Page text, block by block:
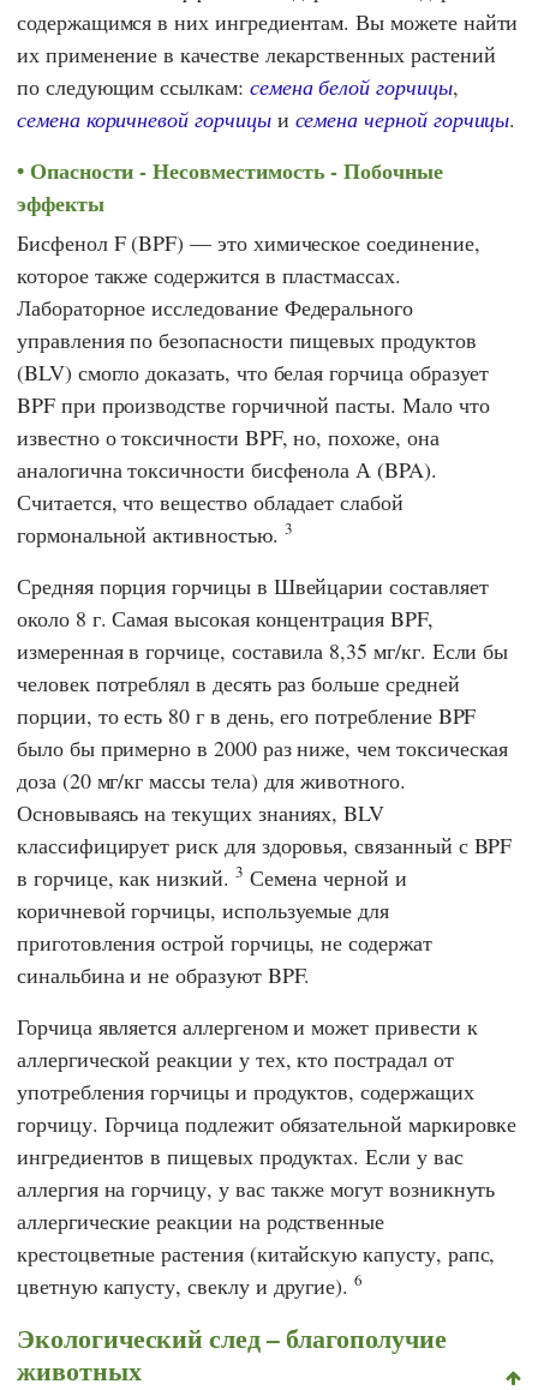
содержащимся в них ингредиентам. Вы можете найти
их применение в качестве лекарственных растений
по следующим ссылкам: семена белой горчицы,
семена коричневой горчицыи семена черной горчицы.
Опасности - Несовместимость - Побочные
эффекты
Бисфенол F (BPF) — это химическое соединение,
которое также содержится в пластмассах.
Лабораторное исследование Федерального
управления по безопасности пищевых продуктов
(BLV) смогло доказать, что белая горчица образует
BPF при производстве горчичной пасты. Мало что
известно о токсичности BPF, но, похоже, она
аналогична токсичности бисфенола А (BPA).
Считается, что вещество обладает слабой
гормональной активностью. 3
Средняя порция горчицы в Швейцарии составляет
около 8 г. Самая высокая концентрация BPF,
измеренная в горчице, составила 8,35 мг/кг. Если бы
человек потреблял в десять раз больше средней
порции, то есть 80 г в день, его потребление BPF
было бы примерно в 2000 раз ниже, чем токсическая
доза (20 мг/кг массы тела) для животного.
Основываясь на текущих знаниях,BLV
классифицирует риск для здоровья, связанный с BPF
в горчице, как низкий. 3 Семена черной и
коричневой горчицы, используемые для
приготовления острой горчицы, не содержат
синальбина и не образуют BPF.
Горчица является аллергеном и может привести к
аллергической реакции у тех, кто пострадал от
употребления горчицы и продуктов, содержащих
горчицу. Горчица подлежит обязательной маркировке
ингредиентов в пищевых продуктах. Если у вас
аллергия на горчицу, у вас также могут возникнуть
аллергические реакции на родственные
крестоцветные растения (китайскую капусту, рапс,
цветную капусту, свеклу и другие).6
Экологический след – благополучие
животных